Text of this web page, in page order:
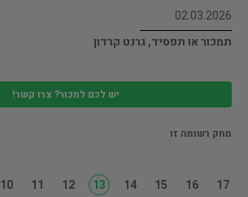
02.03.2026
תמכור או תפסיד, גרנט קרדון
יש לכם למכור? צרו קשר!
מחק רשומה זו
10 11 12 13 14 15 16
17